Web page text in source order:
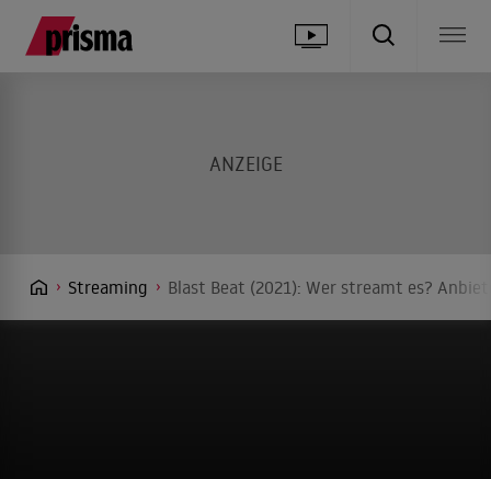
Streaming Blast Beat (2021): Wer streamt es?